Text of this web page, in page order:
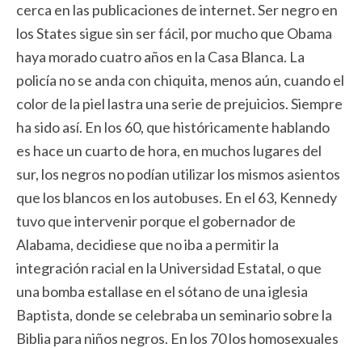
cerca en las publicaciones de internet. Ser negro en
los States sigue sin ser fácil, por mucho que Obama
haya morado cuatro años en la Casa Blanca. La
policía no se anda con chiquita, menos aún, cuando el
color de la piel lastra una serie de prejuicios. Siempre
ha sido así. En los 60, que históricamente hablando
es hace un cuarto de hora, en muchos lugares del
sur, los negros no podían utilizar los mismos asientos
que los blancos en los autobuses. En el 63, Kennedy
tuvo que intervenir porque el gobernador de
Alabama, decidiese que no iba a permitir la
integración racial en la Universidad Estatal, o que
una bomba estallase en el sótano de una iglesia
Baptista, donde se celebraba un seminario sobre la
Biblia para niños negros. En los 70 los homosexuales